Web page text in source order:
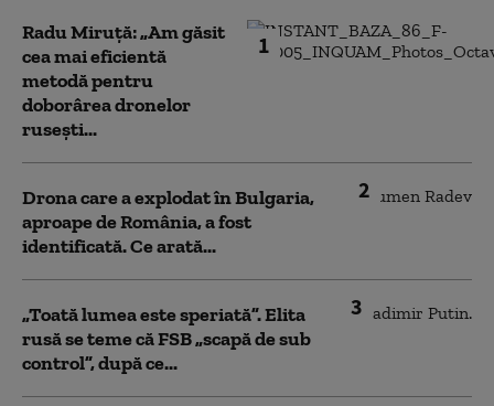
1
Radu Miruță: „Am găsit
cea mai eficientă
metodă pentru
doborârea dronelor
rusești...
2
Drona care a explodat în Bulgaria,
aproape de România, a fost
identificată. Ce arată...
3
„Toată lumea este speriată”. Elita
rusă se teme că FSB „scapă de sub
control”, după ce...